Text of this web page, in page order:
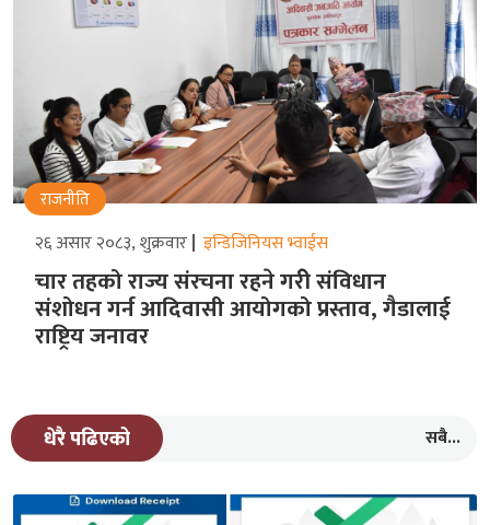
राजनीति
२६ असार २०८३, शुक्रवार इन्डिजिनियस भ्वाईस
चार तहको राज्य संरचना रहने गरीे संविधान
संशोधन गर्न आदिवासी आयोगको प्रस्ताव, गैडालाई
राष्ट्रिय जनावर
धेरै पढिएको सबै...